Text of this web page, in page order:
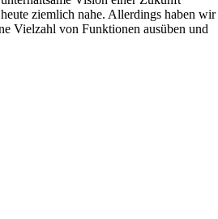
ziemlich nahe. Allerdings haben wir
Vielzahl von Funktionen ausüben und